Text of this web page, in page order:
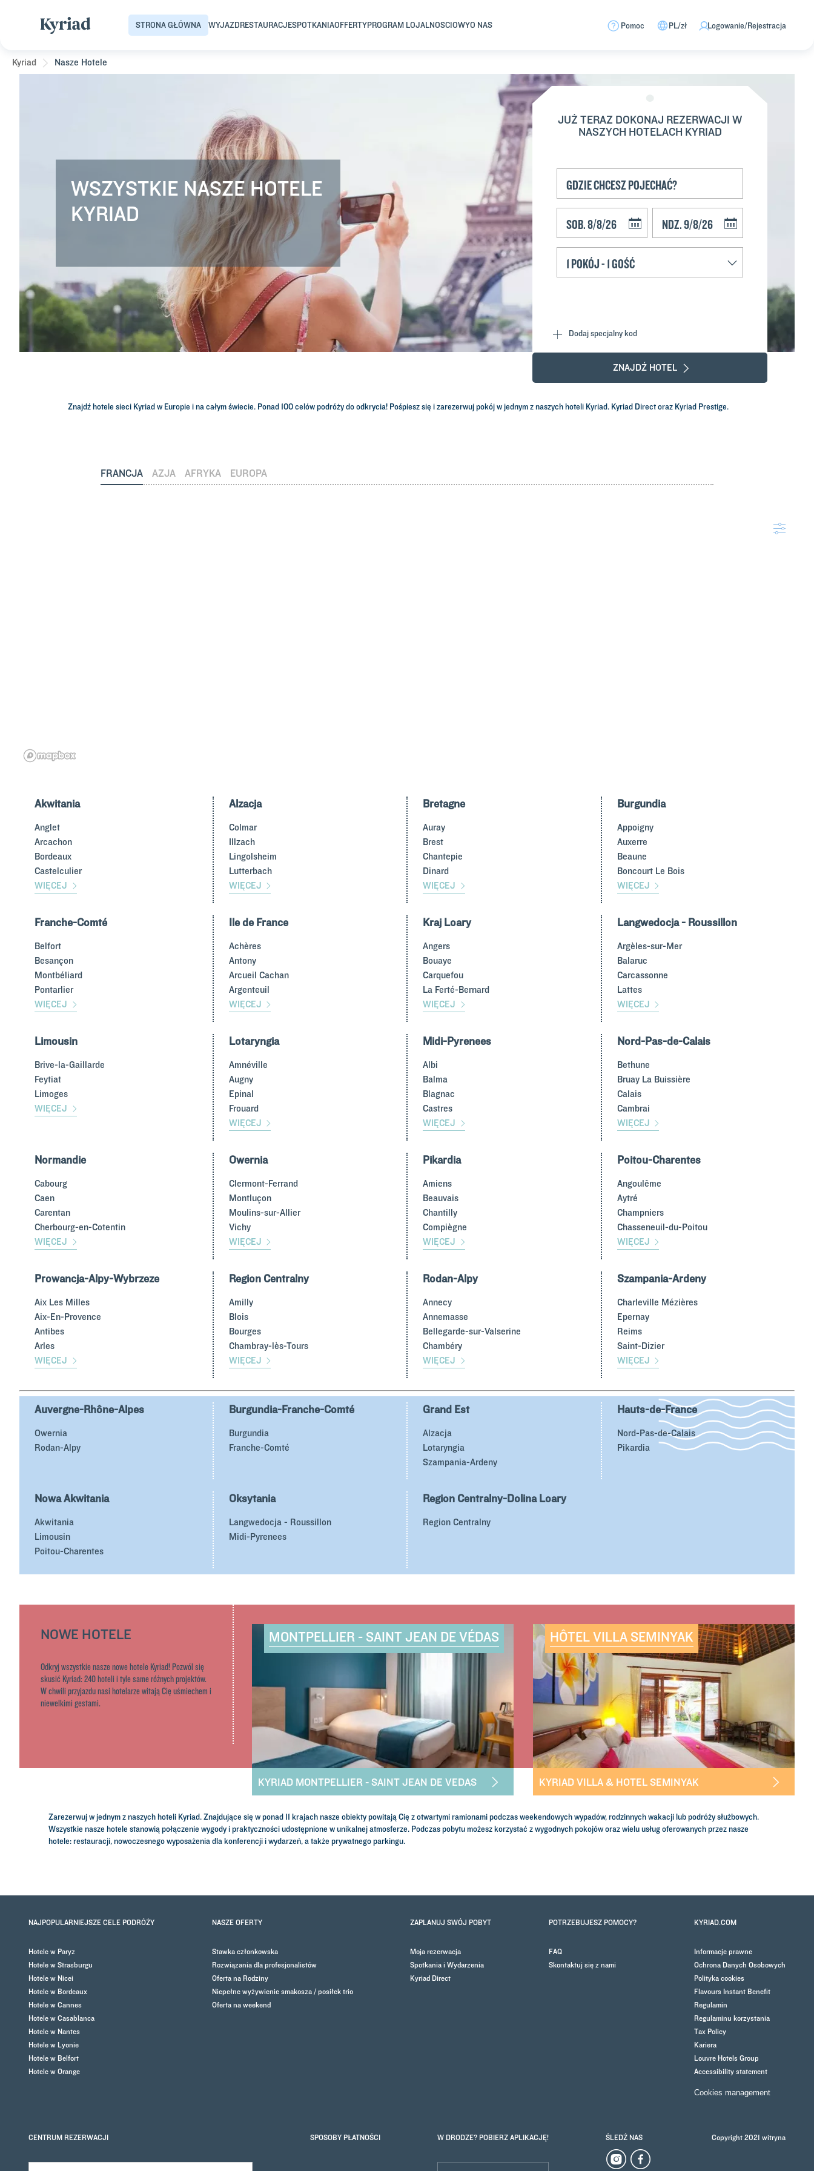
STRONA GŁÓWNA WYJAZDRESTAURACJESPOTKANIAOFFERTYPROGRAM LOJALNOSCIOWYO NAS Pomoc PL/zł Logowanie/Rejestracja
Kyriad Nasze Hotele
WSZYSTKIE NASZE HOTELE
KYRIAD
JUŻ TERAZ DOKONAJ REZERWACJI W
NASZYCH HOTELACH KYRIAD
ZNAJDŹ HOTEL
Dodaj specjalny kod
Znajdź hotele sieci Kyriad w Europie i na całym świecie. Ponad 100 celów podróży do odkrycia! Pośpiesz się i zarezerwuj pokój w jednym z naszych hoteli Kyriad. Kyriad Direct oraz Kyriad Prestige.
FRANCJA AZJA AFRYKA EUROPA
Akwitania
Anglet
Arcachon
Bordeaux
Castelculier
WIĘCEJ
Alzacja
Colmar
Illzach
Lingolsheim
Lutterbach
WIĘCEJ
Bretagne
Auray
Brest
Chantepie
Dinard
WIĘCEJ
Burgundia
Appoigny
Auxerre
Beaune
Boncourt Le Bois
WIĘCEJ
Franche-Comté
Belfort
Besançon
Montbéliard
Pontarlier
WIĘCEJ
Ile de France
Achères
Antony
Arcueil Cachan
Argenteuil
WIĘCEJ
Kraj Loary
Angers
Bouaye
Carquefou
La Ferté-Bernard
WIĘCEJ
Langwedocja - Roussillon
Argèles-sur-Mer
Balaruc
Carcassonne
Lattes
WIĘCEJ
Limousin
Brive-la-Gaillarde
Feytiat
Limoges
WIĘCEJ
Lotaryngia
Amnéville
Augny
Epinal
Frouard
WIĘCEJ
Midi-Pyrenees
Albi
Balma
Blagnac
Castres
WIĘCEJ
Nord-Pas-de-Calais
Bethune
Bruay La Buissière
Calais
Cambrai
WIĘCEJ
Normandie
Cabourg
Caen
Carentan
Cherbourg-en-Cotentin
WIĘCEJ
Owernia
Clermont-Ferrand
Montluçon
Moulins-sur-Allier
Vichy
WIĘCEJ
Pikardia
Amiens
Beauvais
Chantilly
Compiègne
WIĘCEJ
Poitou-Charentes
Angoulême
Aytré
Champniers
Chasseneuil-du-Poitou
WIĘCEJ
Prowancja-Alpy-Wybrzeze
Aix Les Milles
Aix-En-Provence
Antibes
Arles
WIĘCEJ
Region Centralny
Amilly
Blois
Bourges
Chambray-lès-Tours
WIĘCEJ
Rodan-Alpy
Annecy
Annemasse
Bellegarde-sur-Valserine
Chambéry
WIĘCEJ
Szampania-Ardeny
Charleville Mézières
Epernay
Reims
Saint-Dizier
WIĘCEJ
Auvergne-Rhône-Alpes
Owernia
Rodan-Alpy
Burgundia-Franche-Comté
Burgundia
Franche-Comté
Grand Est
Alzacja
Lotaryngia
Szampania-Ardeny
Hauts-de-France
Nord-Pas-de-Calais
Pikardia
Nowa Akwitania
Akwitania
Limousin
Poitou-Charentes
Oksytania
Langwedocja - Roussillon
Midi-Pyrenees
Region Centralny-Dolina Loary
Region Centralny
NOWE HOTELE
Odkryj wszystkie nasze nowe hotele Kyriad! Pozwól się
skusić Kyriad: 240 hoteli i tyle same różnych projektów.
W chwili przyjazdu nasi hotelarze witają Cię uśmiechem i
niewelkimi gestami.
MONTPELLIER - SAINT JEAN DE VÉDAS
KYRIAD MONTPELLIER - SAINT JEAN DE VEDAS
HÔTEL VILLA SEMINYAK
KYRIAD VILLA & HOTEL SEMINYAK
Zarezerwuj w jednym z naszych hoteli Kyriad. Znajdujące się w ponad 11 krajach nasze obiekty powitają Cię z otwartymi ramionami podczas weekendowych wypadów, rodzinnych wakacji lub podróży służbowych.
Wszystkie nasze hotele stanowią połączenie wygody i praktyczności udostępnione w unikalnej atmosferze. Podczas pobytu możesz korzystać z wygodnych pokojów oraz wielu usług oferowanych przez nasze
hotele: restauracji, nowoczesnego wyposażenia dla konferencji i wydarzeń, a także prywatnego parkingu.
NAJPOPULARNIEJSZE CELE PODRÓŻY
Hotele w Paryz
Hotele w Strasburgu
Hotele w Nicei
Hotele w Bordeaux
Hotele w Cannes
Hotele w Casablanca
Hotele w Nantes
Hotele w Lyonie
Hotele w Belfort
Hotele w Orange
NASZE OFERTY
Stawka członkowska
Rozwiązania dla profesjonalistów
Oferta na Rodziny
Niepełne wyżywienie smakosza / posiłek trio
Oferta na weekend
ZAPLANUJ SWÓJ POBYT
Moja rezerwacja
Spotkania i Wydarzenia
Kyriad Direct
POTRZEBUJESZ POMOCY?
FAQ
Skontaktuj się z nami
KYRIAD.COM
Informacje prawne
Ochrona Danych Osobowych
Polityka cookies
Flavours Instant Benefit
Regulamin
Regulaminu korzystania
Tax Policy
Kariera
Louvre Hotels Group
Accessibility statement
Cookies management
CENTRUM REZERWACJI SPOSOBY PŁATNOŚCI W DRODZE? POBIERZ APLIKACJĘ! ŚLEDŹ NAS Copyright 2021 witryna